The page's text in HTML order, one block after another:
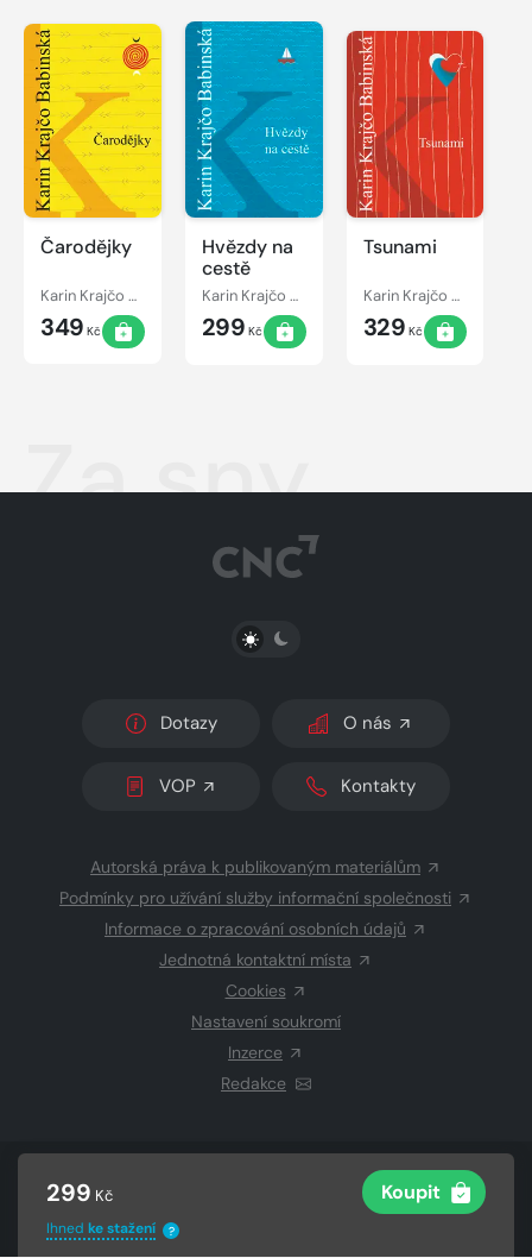
299 Kč Koupit
Ihned ke stažení ?
Čarodějky
Karin Krajčo Babinská
349 Kč
Hvězdy na
cestě
Karin Krajčo Babinská
299 Kč
Tsunami
Karin Krajčo Babinská
329 Kč
Za sny
PŘEPNOUT SVĚTLÝ/TMAVÝ REŽIM
Dotazy O nás
VOP Kontakty
Autorská práva k publikovaným materiálům
Podmínky pro užívání služby informační společnosti
Informace o zpracování osobních údajů
Jednotná kontaktní místa
Cookies
Nastavení soukromí
Inzerce
Redakce
© 2026 Copyright CZECH NEWS CENTER a.s.a dodavatelé
Vysázeno